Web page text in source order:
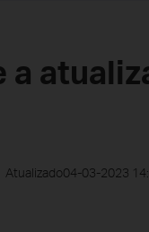
a
Atualizado04-03-2023